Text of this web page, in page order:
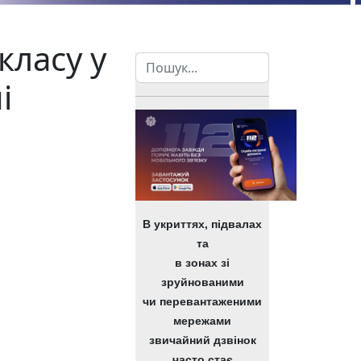
у
Чернігівщини та України!
Пошук
В укриттях, підвалах
та
в зонах зі
зруйнованими
чи перевантаженими
мережами
звичайний дзвінок